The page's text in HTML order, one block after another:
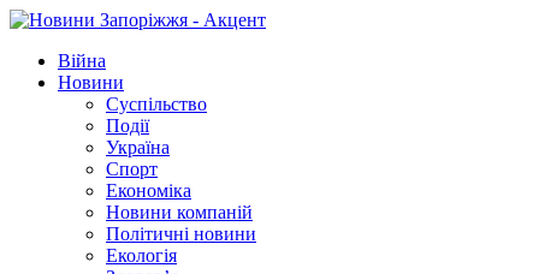
Війна
Новини
Суспільство
Події
Україна
Спорт
Економіка
Новини компаній
Політичні новини
Екологія